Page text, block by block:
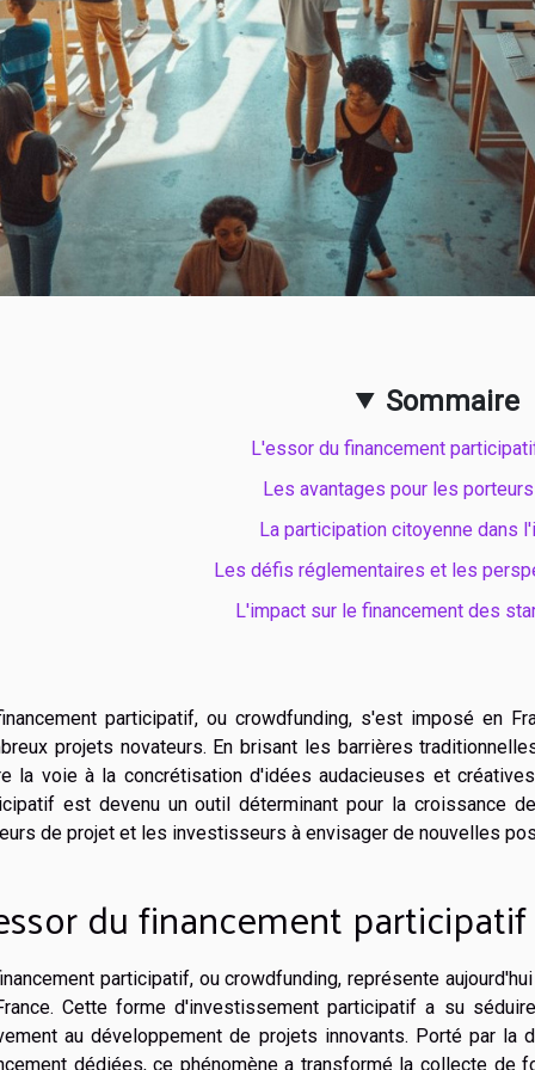
Sommaire
L'essor du financement
Les avantages pour les
La participation citoyenne dans
Les défis réglementaires et les
L'impact sur le financement des
participatif, ou crowdfunding, s'est imposé en
projets novateurs. En brisant les barrières
la voie à la concrétisation d'idées audacieuses et
est devenu un outil déterminant pour la croissance
de projet et les investisseurs à envisager de nouvelles
du financement
participatif, ou crowdfunding, représente
Cette forme d'investissement participatif a su
au développement de projets innovants. Porté par
dédiées, ce phénomène a transformé la collecte de